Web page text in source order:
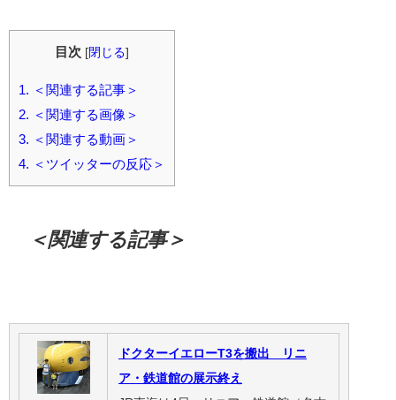
目次 [閉じる]
1.
＜関連する記事＞
2.
＜関連する画像＞
3.
＜関連する動画＞
4.
＜ツイッターの反応＞
＜関連する記事＞
ドクターイエローT3を搬出 リニ
ア・鉄道館の展示終え